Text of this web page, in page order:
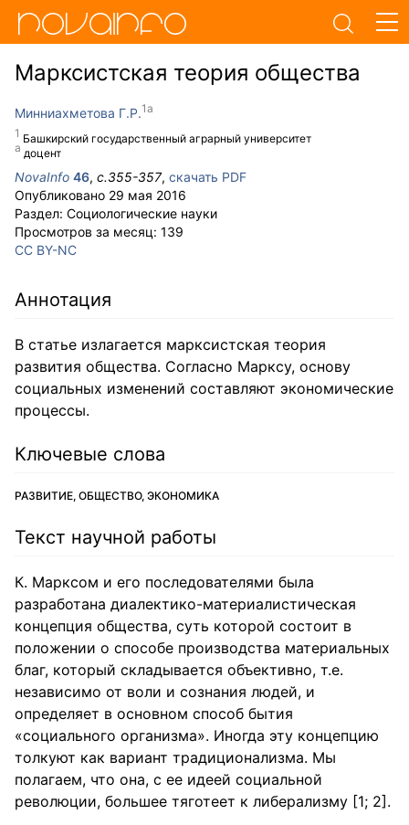
Марксистская теория общества
Минниахметова Г.Р.
Башкирский государственный аграрный университет
доцент
NovaInfo 46, с.355-357, скачать PDF
Опубликовано 29 мая 2016
Раздел: Социологические науки
Просмотров за месяц: 139
CC BY-NC
Аннотация
В статье излагается марксистская теория
развития общества. Согласно Марксу, основу
социальных изменений составляют экономические
процессы.
Ключевые слова
РАЗВИТИЕ, ОБЩЕСТВО, ЭКОНОМИКА
Текст научной работы
К. Марксом и его последователями была
разработана диалектико-материалистическая
концепция общества, суть которой состоит в
положении о способе производства материальных
благ, который складывается объективно, т.е.
независимо от воли и сознания людей, и
определяет в основном способ бытия
«социального организма». Иногда эту концепцию
толкуют как вариант традиционализма. Мы
полагаем, что она, с ее идеей социальной
революции, большее тяготеет к либерализму [1; 2].